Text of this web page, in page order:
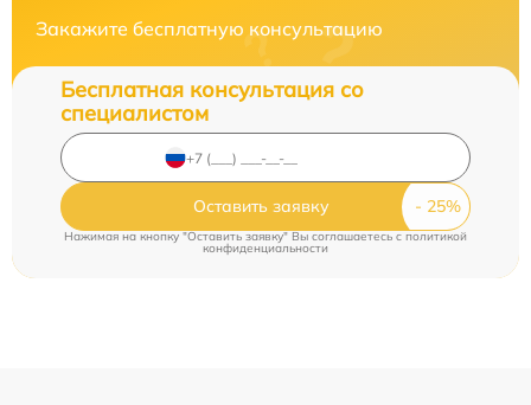
Закажите бесплатную консультацию
Бесплатная консультация со
специалистом
Оставить заявку
Нажимая на кнопку "Оставить заявку" Вы соглашаетесь cполитикой
конфиденциальности